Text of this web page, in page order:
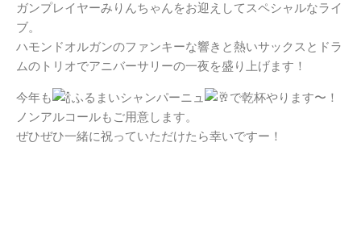
ガンプレイヤーみりんちゃんをお迎えしてスペシャルなライ
ブ。
ハモンドオルガンのファンキーな響きと熱いサックスとドラ
ムのトリオでアニバーサリーの一夜を盛り上げます！
今年も ふるまいシャンパーニュ
で乾杯やります〜！
ノンアルコールもご用意します。
ぜひぜひ一緒に祝っていただけたら幸いですー！